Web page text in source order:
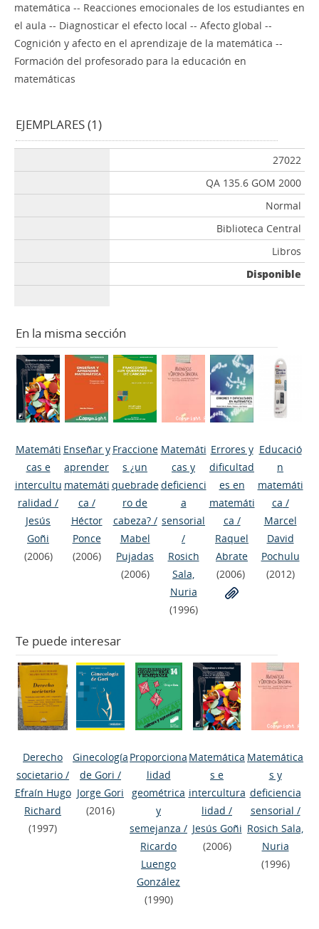
matemática -- Reacciones emocionales de los estudiantes en
el aula -- Diagnosticar el efecto local -- Afecto global --
Cognición y afecto en el aprendizaje de la matemática --
Formación del profesorado para la educación en
matemáticas
EJEMPLARES (1)
27022
QA 135.6 GOM 2000
Normal
Biblioteca Central
Libros
Disponible
En la misma sección
Matemáti
cas e
intercultu
ralidad /
Jesús
Goñi
(2006)
Enseñar y
aprender
matemáti
ca /
Héctor
Ponce
(2006)
Fraccione
s ¿un
quebrade
ro de
cabeza?/
Mabel
Pujadas
(2006)
Matemáti
cas y
deficienci
a
sensorial
/
Rosich
Sala,
Nuria
(1996)
Errores y
dificultad
es en
matemáti
ca /
Raquel
Abrate
(2006)
Educació
n
matemáti
ca /
Marcel
David
Pochulu
(2012)
Te puede interesar
Derecho
societario /
Efraín Hugo
Richard
(1997)
Ginecología
de Gori /
Jorge Gori
(2016)
Proporciona
lidad
geométrica
y
semejanza /
Ricardo
Luengo
González
(1990)
Matemática
s e
intercultura
lidad /
Jesús Goñi
(2006)
Matemática
s y
deficiencia
sensorial /
Rosich Sala,
Nuria
(1996)